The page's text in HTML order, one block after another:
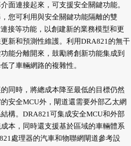
面連接起來，可支援安全關鍵功能。
您可利用與安全關鍵功能隔離的雙
接等功能，以創建新的業務模型和更
新和預測性維護。利用DRA821的無干
能分離開來，鼓勵將創新功能集成到
了車輛網路的複雜性。
同時，將總成本降至最低的目標仍然
安全MCU外，閘道還需要外部乙太網
構。DRA821可集成安全MCU和外部
本，同時還支援基於區域的車輛體系
處理器的汽車和物聯網閘道參考設